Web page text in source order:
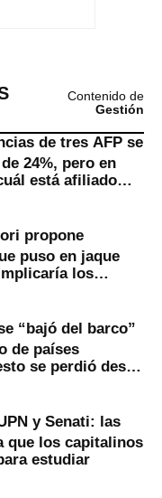
Contenido de
Gestión
de tres AFP se
24%, pero en
está afiliado
propone
puso en jaque
los
“bajó del barco”
de países
se perdió desde
y Senati: las
que los capitalinos
estudiar